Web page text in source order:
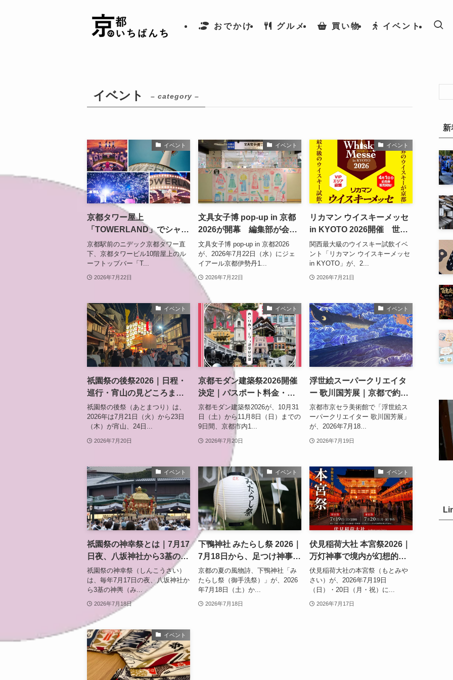
おでかけ グルメ 買い物 イベント
イベント – category –
イベント
京都タワー屋上
「TOWERLAND」でシャボ
ン玉パフォーマンス初開
催 8月8日の夜に幻想ステ
ージ、夏イベントは8月15日
まで
京都駅前のニデック京都タワー直
下、京都タワービル10階屋上のル
ーフトップバー「T...
2026年7月22日
イベント
文具女子博 pop-up in 京都
2026が開幕 編集部が会場
で見つけた限定文具や人気
ブースを紹介
文具女子博 pop-up in 京都2026
が、2026年7月22日（水）にジェ
イアール京都伊勢丹1...
2026年7月22日
イベント
リカマン ウイスキーメッセ
in KYOTO 2026開催 世界
のウイスキーが京都に集ま
る関西最大級イベント
関西最大級のウイスキー試飲イベ
ント「リカマン ウイスキーメッセ
in KYOTO」が、2...
2026年7月21日
イベント
祇園祭の後祭2026｜日程・
巡行・宵山の見どころまと
め
祇園祭の後祭（あとまつり）は、
2026年は7月21日（火）から23日
（木）が宵山、24日...
2026年7月20日
イベント
京都モダン建築祭2026開催
決定｜パスポート料金・見
どころ・早割情報まとめ
京都モダン建築祭2026が、10月31
日（土）から11月8日（日）までの
9日間、京都市内1...
2026年7月20日
イベント
浮世絵スーパークリエイタ
ー 歌川国芳展｜京都で約
200点と没入型アートを体験
京都市京セラ美術館で「浮世絵ス
ーパークリエイター 歌川国芳展」
が、2026年7月18...
2026年7月19日
イベント
祇園祭の神幸祭とは｜7月17
日夜、八坂神社から3基の神
輿が渡る祭りの中心となる
神事
祇園祭の神幸祭（しんこうさい）
は、毎年7月17日の夜、八坂神社か
ら3基の神輿（み...
2026年7月18日
イベント
下鴨神社 みたらし祭 2026｜
7月18日から、足つけ神事で
無病息災を祈る夏の京都
京都の夏の風物詩、下鴨神社「み
たらし祭（御手洗祭）」が、2026
年7月18日（土）か...
2026年7月18日
イベント
伏見稲荷大社 本宮祭2026｜
万灯神事で境内が幻想的
に。宵宮祭の見どころや日
程を紹介
伏見稲荷大社の本宮祭（もとみや
さい）が、2026年7月19日
（日）・20日（月・祝）に...
2026年7月17日
イベント